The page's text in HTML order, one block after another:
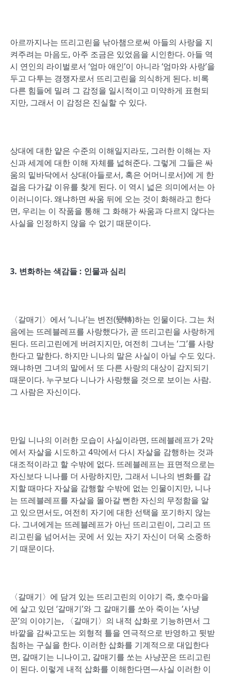
아르까지나는 뜨리고린을 낚아챔으로써 아들의 사랑을 지
켜주려는 마음도, 아주 조금은 있었음을 시인한다. 아들 역
시 연인의 라이벌로서 ‘엄마 애인’이 아니라 ‘엄마와 사랑’을
두고 다투는 경쟁자로서 뜨리고린을 의식하게 된다. 비록
다른 힘들에 밀려 그 감정을 일시적이고 미약하게 표현되
지만, 그래서 이 감정은 진실할 수 있다.
상대에 대한 얕은 수준의 이해일지라도, 그러한 이해는 자
신과 세계에 대한 이해 자체를 넓혀준다. 그렇게 그들은 싸
움의 밑바닥에서 상대(아들로서, 혹은 어머니로서)에 게 한
걸음 다가갈 이유를 찾게 된다. 이 역시 넓은 의미에서는 아
이러니이다. 왜냐하면 싸움 뒤에 오는 것이 화해라고 한다
면, 우리는 이 작품을 통해 그 화해가 싸움과 다르지 않다는
사실을 인정하지 않을 수 없기 때문이다.
3. 변화하는 색감들 : 인물과 심리
〈갈매기〉에서 ‘니나’는 변전(變轉)하는 인물이다. 그는 처
음에는 뜨레블레프를 사랑했다가, 곧 뜨리고린을 사랑하게
된다. 뜨리고린에게 버려지지만, 여전히 그녀는 ‘그’를 사랑
한다고 말한다. 하지만 니나의 말은 사실이 아닐 수도 있다.
왜냐하면 그녀의 말에서 또 다른 사랑의 대상이 감지되기
때문이다. 누구보다 니나가 사랑했을 것으로 보이는 사람.
그 사람은 자신이다.
만일 니나의 이러한 모습이 사실이라면, 뜨레블레프가 2막
에서 자살을 시도하고 4막에서 다시 자살을 감행하는 것과
대조적이라고 할 수밖에 없다. 뜨레블레프는 표면적으로는
자신보다 니나를 더 사랑하지만, 그래서 니나의 변화를 감
지할 때마다 자살을 감행할 수밖에 없는 인물이지만, 니나
는 뜨레블레프를 자살을 몰아갈 뻔한 자신의 무정함을 알
고 있으면서도, 여전히 자기에 대한 선택을 포기하지 않는
다. 그녀에게는 뜨레블레프가 아닌 뜨리고린이, 그리고 뜨
리고린을 넘어서는 곳에 서 있는 자기 자신이 더욱 소중하
기 때문이다.
〈갈매기〉에 담겨 있는 뜨리고린의 이야기 즉, 호수마을
에 살고 있던 ‘갈매기’와 그 갈매기를 쏘아 죽이는 ‘사냥
꾼’의 이야기는, 〈갈매기〉의 내적 삽화로 기능하면서 그
바깥을 감싸고도는 외형적 틀을 연극적으로 반영하고 뒷받
침하는 구실을 한다. 이러한 삽화를 기계적으로 대입한다
면, 갈매기는 니나이고, 갈매기를 쏘는 사냥꾼은 뜨리고린
이 된다. 이렇게 내적 삽화를 이해한다면―사실 이러한 이